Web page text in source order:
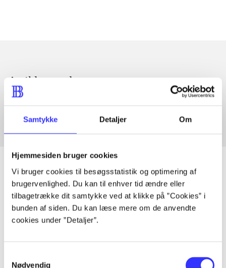
Samtykke Detaljer Om
Hjemmesiden bruger cookies
Vi bruger cookies til besøgsstatistik og optimering af
brugervenlighed. Du kan til enhver tid ændre eller
tilbagetrække dit samtykke ved at klikke på ”Cookies” i
bunden af siden. Du kan læse mere om de anvendte
cookies under ”Detaljer”.
Nødvendig
Artikler med samme emner
Fra
Artikler
Alle registrerede artikler fordelt på udgivelser